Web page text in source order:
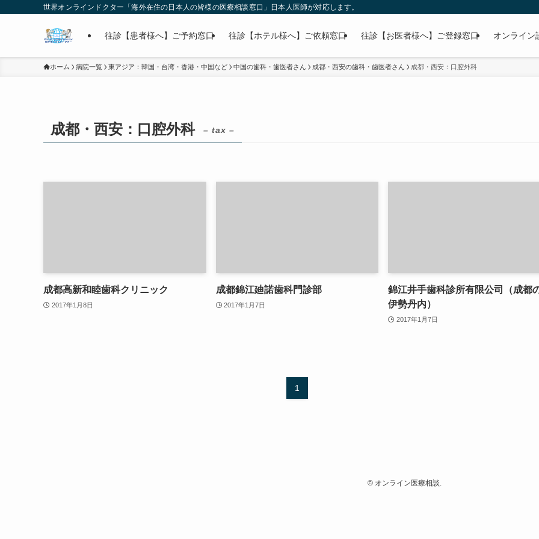
世界オンラインドクター「海外在住の日本人の皆様の医療相談窓口」日本人医師が対応します。
往診【患者様へ】ご予約窓口 往診【ホテル様へ】ご依頼窓口 往診【お医者様へ】ご登録窓口 オンライン
ホーム 病院一覧 東アジア：韓国・台湾・香港・中国など 中国の歯科・歯医者さん 成都・西安の歯科・歯医者さん 成都・西安：口腔外科
成都・西安：口腔外科 – tax –
成都高新和睦歯科クリニック
2017年1月8日
成都錦江廸諾歯科門診部
2017年1月7日
錦江井手歯科診所有限公司（成都
伊勢丹内）
2017年1月7日
1
©オンライン医療相談.